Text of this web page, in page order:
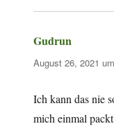
Gudrun
August 26, 2021
Ich kann das nie
mich einmal